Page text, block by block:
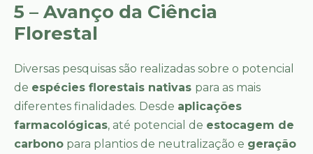
5 – Avanço da Ciência
Florestal
Diversas pesquisas são realizadas sobre o potencial
de espécies florestais nativas para as mais
diferentes finalidades. Desde aplicações
farmacológicas, até potencial de estocagem de
carbono para plantios de neutralização e geração